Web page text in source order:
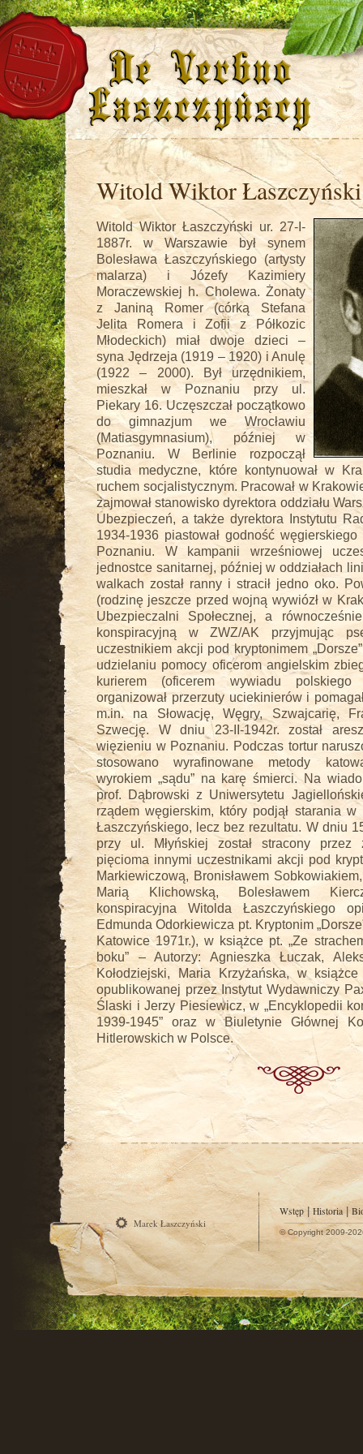
Witold Wiktor
Witold Wiktor Łaszczyński ur. 27-I-
1887r. w Warszawie był synem
Bolesława Łaszczyńskiego (artysty
malarza) i Józefy Kazimiery
Moraczewskiej h. Cholewa. Żonaty
z Janiną Romer (córką Stefana
Jelita Romera i Zofii z Półkozic
Młodeckich) miał dwoje dzieci –
syna Jędrzeja (1919 – 1920) i Anulę
(1922 – 2000). Był urzędnikiem,
mieszkał w Poznaniu przy ul.
Piekary 16. Uczęszczał początkowo
do gimnazjum we Wrocławiu
(Matiasgymnasium), później w
Poznaniu. W Berlinie rozpoczął
studia medyczne, które kontynuował w
ruchem socjalistycznym. Pracował w
zajmował stanowisko dyrektora oddziału
Ubezpieczeń, a także dyrektora Instytutu
1934-1936 piastował godność
Poznaniu. W kampanii wrześniowej
jednostce sanitarnej, później w oddziałach
walkach został ranny i stracił jedno oko.
(rodzinę jeszcze przed wojną wywiózł w
Ubezpieczalni Społecznej, a
konspiracyjną w ZWZ/AK przyjmując
uczestnikiem akcji pod kryptonimem
udzielaniu pomocy oficerom angielskim
kurierem (oficerem wywiadu
organizował przerzuty uciekinierów i
m.in. na Słowację, Węgry, Szwajcarię,
Szwecję. W dniu 23-II-1942r. został
więzieniu w Poznaniu. Podczas tortur
stosowano wyrafinowane metody
wyrokiem „sądu” na karę śmierci. Na
prof. Dąbrowski z Uniwersytetu
rządem węgierskim, który podjął starania
Łaszczyńskiego, lecz bez rezultatu. W dniu
przy ul. Młyńskiej został stracony przez
pięcioma innymi uczestnikami akcji pod
Markiewiczową, Bronisławem
Marią Klichowską, Bolesławem
konspiracyjna Witolda Łaszczyńskiego
Edmunda Odorkiewicza pt. Kryptonim
Katowice 1971r.), w książce pt. „Ze
boku” – Autorzy: Agnieszka Łuczak,
Kołodziejski, Maria Krzyżańska, w
opublikowanej przez Instytut Wydawniczy
Ślaski i Jerzy Piesiewicz, w „Encyklopedii
1939-1945‎” oraz w Biuletynie Głównej
Hitlerowskich w Polsce.
Marek Łaszczyński
Wstęp|Historia |
© Copyright 2009-